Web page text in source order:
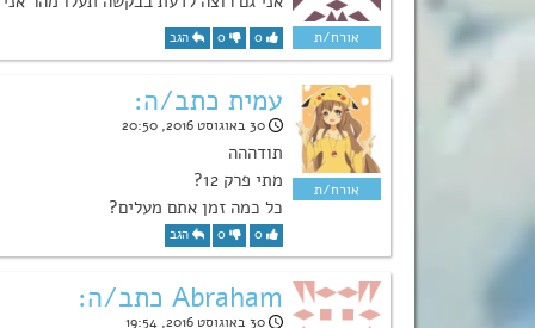
0
0 הגב
עמית כתב/ה:
30 באוגוסט 2016, 20:50
תודההה
מתי פרק 12?
כל כמה זמן אתם מעלים?
0
0 הגב
Abraham כתב/ה:
30 באוגוסט 2016, 19:54